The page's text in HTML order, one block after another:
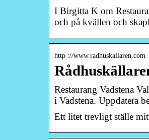
I Birgitta K om
och på kvällen och
http ://www.radhuskallaren.com
Restaurang Vadstena
i Vadstena. Uppdatera
Ett litet trevligt ställe